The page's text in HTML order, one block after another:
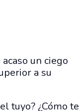
un ciego
a su
tuyo? ¿Cómo te